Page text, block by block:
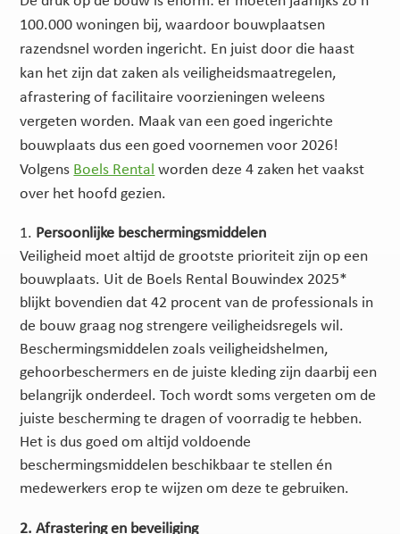
100.000 woningen bij, waardoor bouwplaatsen
razendsnel worden ingericht. En juist door die haast
kan het zijn dat zaken als veiligheidsmaatregelen,
afrastering of facilitaire voorzieningen weleens
vergeten worden. Maak van een goed ingerichte
bouwplaats dus een goed voornemen voor 2026!
Volgens Boels Rental worden deze 4 zaken het vaakst
over het hoofd gezien.
Persoonlijke beschermingsmiddelen
Veiligheid moet altijd de grootste prioriteit zijn op een
bouwplaats. Uit de Boels Rental Bouwindex 2025*
blijkt bovendien dat 42 procent van de professionals in
de bouw graag nog strengere veiligheidsregels wil.
Beschermingsmiddelen zoals veiligheidshelmen,
gehoorbeschermers en de juiste kleding zijn daarbij een
belangrijk onderdeel. Toch wordt soms vergeten om de
juiste bescherming te dragen of voorradig te hebben.
Het is dus goed om altijd voldoende
beschermingsmiddelen beschikbaar te stellen én
medewerkers erop te wijzen om deze te gebruiken.
2. Afrastering en beveiliging